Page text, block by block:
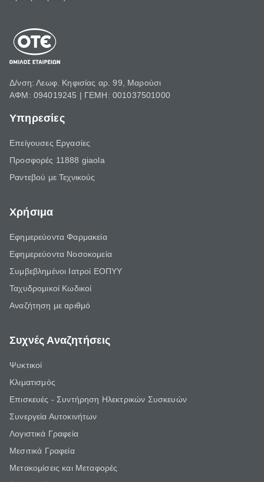
Δ/νση: Λεωφ. Κηφισίας αρ. 99, Μαρούσι
ΑΦΜ: 094019245 | ΓΕΜΗ: 001037501000
Υπηρεσίες
Επείγουσες Εργασίες
Προσφορές 11888 giaola
Ραντεβού με Τεχνικούς
Χρήσιμα
Εφημερεύοντα Φαρμακεία
Εφημερεύοντα Νοσοκομεία
Συμβεβλημένοι Ιατροί ΕΟΠΥΥ
Ταχυδρομικοί Κωδικοί
Αναζήτηση με αριθμό
Συχνές Αναζητήσεις
Ψυκτικοί
Κλιματισμός
Επισκευές - Συντήρηση Ηλεκτρικών Συσκευών
Συνεργεία Αυτοκινήτων
Λογιστικά Γραφεία
Μεσιτικά Γραφεία
Μετακομίσεις και Μεταφορές